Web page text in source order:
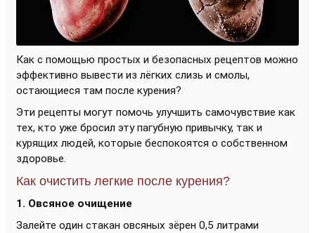
Как с помощью простых и безопасных рецептов можно
эффективно вывести из лёгких слизь и смолы,
остающиеся там после курения?
Эти рецепты могут помочь улучшить самочувствие как
тех, кто уже бросил эту пагубную привычку, так и
курящих людей, которые беспокоятся о собственном
здоровье.
Как очистить легкие после курения?
1. Овсяное очищение
Залейте один стакан овсяных зёрен 0,5 литрами